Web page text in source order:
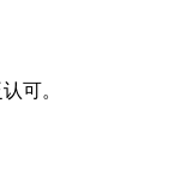
可。